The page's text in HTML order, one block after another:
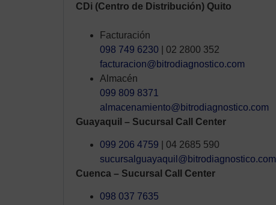
CDi (Centro de Distribución) Quito
Facturación
098 749 6230 | 02 2800 352
facturacion@bitrodiagnostico.com
Almacén
099 809 8371
almacenamiento@bitrodiagnostico.com
Guayaquil – Sucursal Call Center
099 206 4759 | 04 2685 590
sucursalguayaquil@bitrodiagnostico.com
Cuenca – Sucursal Call Center
098 037 7635